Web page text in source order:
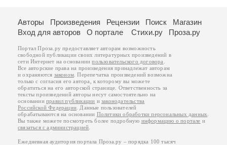
Авторы Произведения Рецензии Поиск
Магазин
Вход для авторов
О портале Стихи.ру Проза.ру
Портал Проза.ру предоставляет авторам возможность
свободной публикации своих литературных произведений в
сети Интернет на основаниипользовательского договора
Все авторские права на произведения принадлежат авторам
и охраняются законом . Перепечатка произведений возможна
только с согласия его автора, к которому вы можете
обратиться на его авторской странице. Ответственность за
тексты произведений авторы несут самостоятельно на
основанииправил публикации изаконодательства
Российской Федерации . Данные пользователей
обрабатываются на основании Политики обработки персональных данных
Вы также можете посмотреть более подробную информацию о портале и
связаться с администрацией
Ежедневная аудитория портала Проза.ру – порядка 100 тысяч